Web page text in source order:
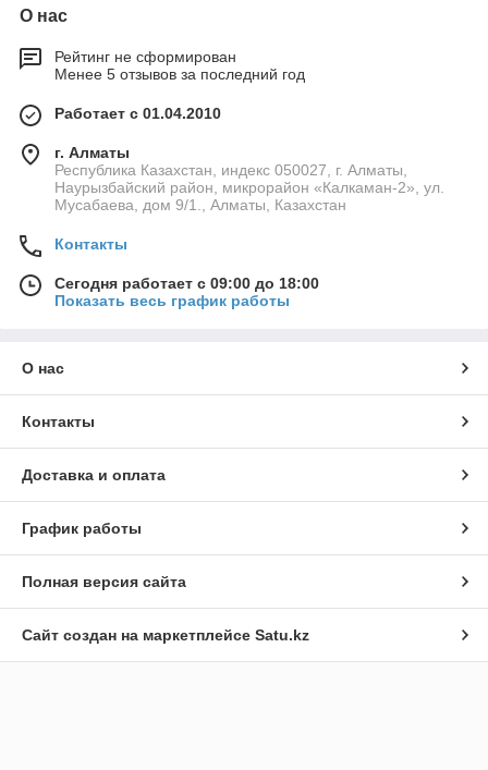
О нас
Рейтинг не сформирован
Менее 5 отзывов за последний год
Работает с 01.04.2010
г. Алматы
Республика Казахстан, индекс 050027, г. Алматы,
Наурызбайский район, микрорайон «Калкаман-2», ул.
Мусабаева, дом 9/1., Алматы, Казахстан
Контакты
Сегодня работает с 09:00 до 18:00
Показать весь график работы
О нас
Контакты
Доставка и оплата
График работы
Полная версия сайта
Сайт создан на маркетплейсе Satu.kz